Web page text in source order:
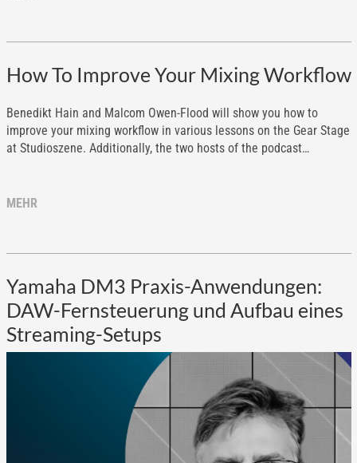
How To Improve Your Mixing Workflow
Benedikt Hain and Malcom Owen-Flood will show you how to
improve your mixing workflow in various lessons on the Gear Stage
at Studioszene. Additionally, the two hosts of the podcast…
MEHR
Yamaha DM3 Praxis-Anwendungen:
DAW-Fernsteuerung und Aufbau eines
Streaming-Setups